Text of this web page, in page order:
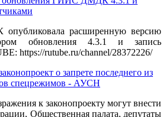
расширенную версию
обновления 4.3.1 и запись
https://rutube.ru/channel/28372226/
о запрете последнего из
спецрежимов - АУСН
к законопроекту могут внести
Общественная палата, депутаты